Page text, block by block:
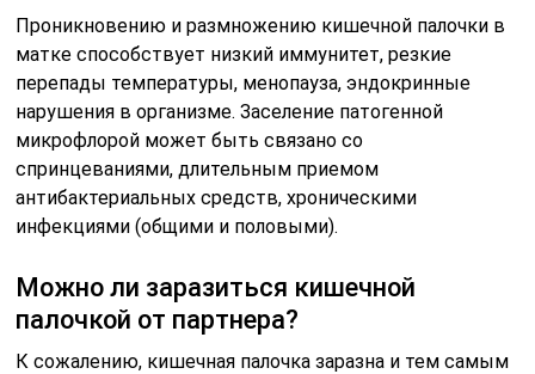
Проникновению и размножению кишечной палочки в
матке способствует низкий иммунитет, резкие
перепады температуры, менопауза, эндокринные
нарушения в организме. Заселение патогенной
микрофлорой может быть связано со
спринцеваниями, длительным приемом
антибактериальных средств, хроническими
инфекциями (общими и половыми).
Можно ли заразиться кишечной
палочкой от партнера?
К сожалению, кишечная палочка заразна и тем самым